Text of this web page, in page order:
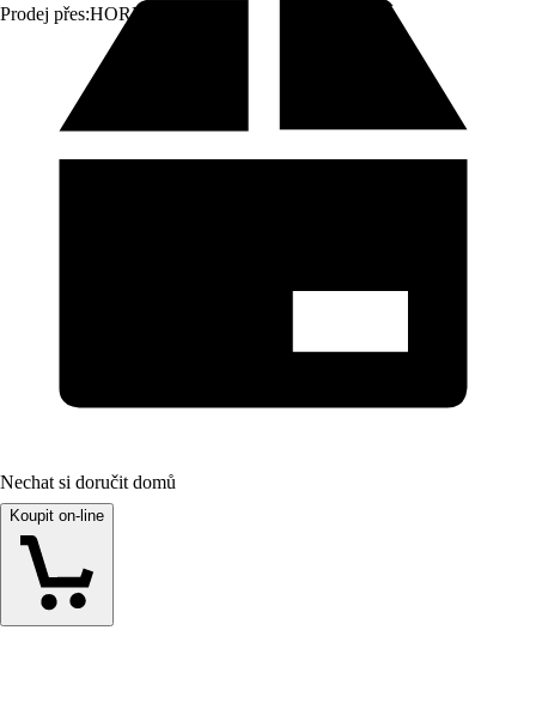
Prodej přes:HORNBACH
Nechat si doručit domů
Koupit on-line